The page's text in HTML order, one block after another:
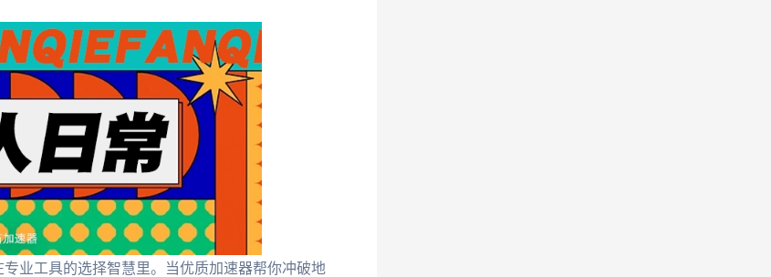
业工具的选择智慧里。当优质加速器帮你冲破地